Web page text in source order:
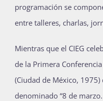
programación se
entre talleres, charlas,
Mientras que el CIEG
de la Primera
(Ciudad de México,
denominado “8 de